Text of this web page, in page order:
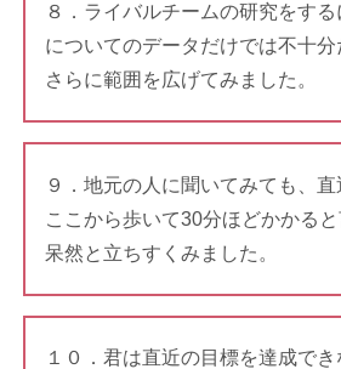
８．ライバルチームの研究をす
についてのデータだけでは不十分
さらに範囲を広げてみました。
９．地元の人に聞いてみても、
ここから歩いて30分ほどかかる
呆然と立ちすくみました。
１０．君は直近の目標を達成で